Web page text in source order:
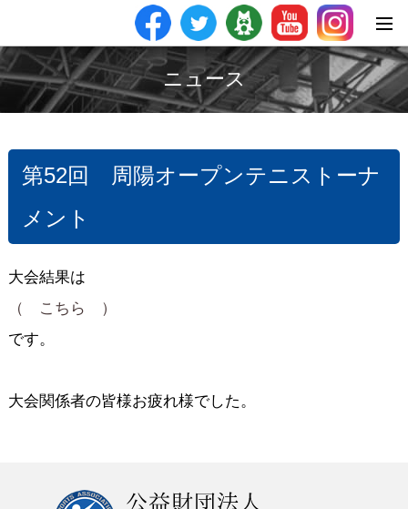
ニュース
第52回 周陽オープンテニストーナ
メント
大会結果は
（ こちら ）
です。
大会関係者の皆様お疲れ様でした。